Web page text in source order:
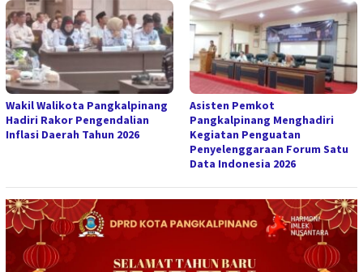
Wakil Walikota Pangkalpinang
Hadiri Rakor Pengendalian
Inflasi Daerah Tahun 2026
Asisten Pemkot
Pangkalpinang Menghadiri
Kegiatan Penguatan
Penyelenggaraan Forum Satu
Data Indonesia 2026